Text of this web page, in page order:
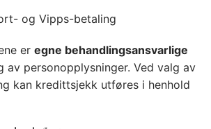
og Vipps-betaling
er egne behandlingsansvarlige
av personopplysninger. Ved valg av
kan kredittsjekk utføres i henhold